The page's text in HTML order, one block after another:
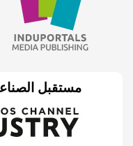
مستقبل